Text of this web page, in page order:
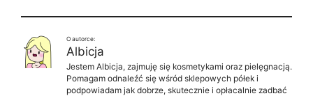
O autorce:
Albicja
Jestem Albicja, zajmuję się kosmetykami oraz pielęgnacją.
Pomagam odnaleźć się wśród sklepowych półek i
podpowiadam jak dobrze, skutecznie i opłacalnie zadbać